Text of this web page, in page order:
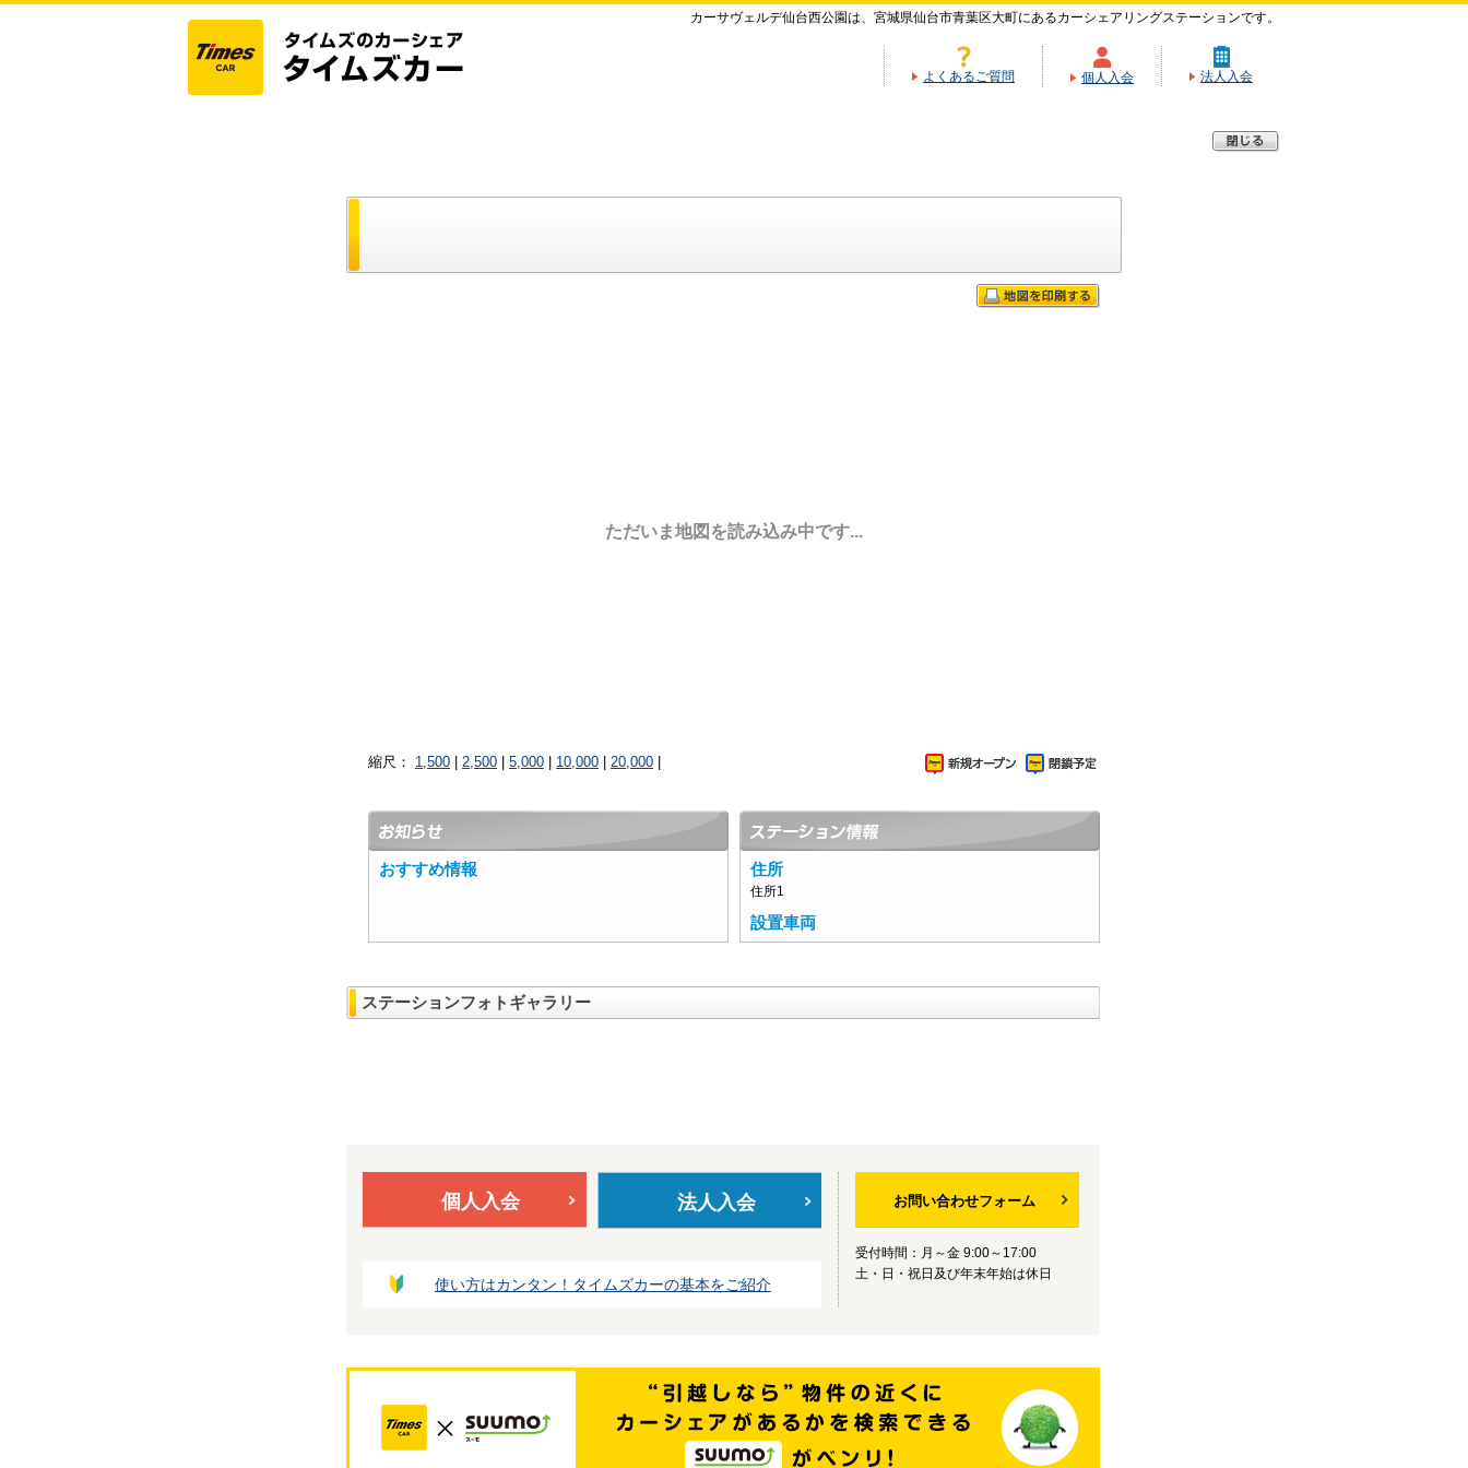
カーサヴェルデ仙台西公園は、宮城県仙台市青葉区大町にあるカーシェアリングステーションです。
よくあるご質問 個人入会 法人入会
ただいま地図を読み込み中です...
縮尺： 1,500 2,500 5,000 10,000 20,000
おすすめ情報 住所
住所1
設置車両
ステーションフォトギャラリー
個人入会 法人入会
使い方はカンタン！タイムズカーの基本をご紹介
お問い合わせフォーム
受付時間：月～金 9:00～17:00
土・日・祝日及び年末年始は休日